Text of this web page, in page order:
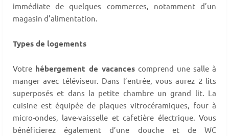
immédiate de quelques commerces, notamment d’un
magasin d’alimentation.
Types de logements
Votre hébergement de vacances comprend une salle à
manger avec téléviseur. Dans l’entrée, vous aurez 2 lits
superposés et dans la petite chambre un grand lit. La
cuisine est équipée de plaques vitrocéramiques, four à
micro-ondes, lave-vaisselle et cafetière électrique. Vous
bénéficierez également d’une douche et de WC